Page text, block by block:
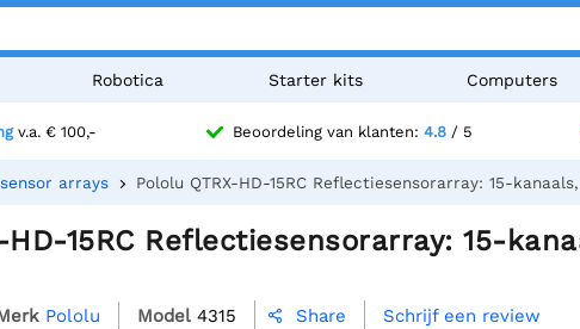
Robotica Starter kits Computers
v.a. € 100,- Beoordeling van klanten: 4.8 / 5
arrays Pololu QTRX-HD-15RC Reflectiesensorarray: 15-
HD-15RC Reflectiesensorarray: 15-
Pololu Model 4315  Share Schrijf een review